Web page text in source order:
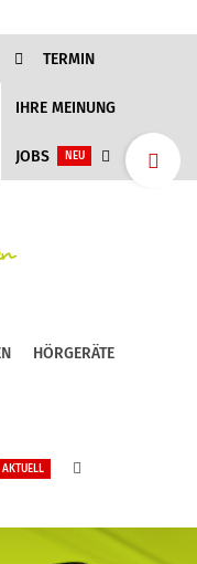
TERMIN
IHRE MEINUNG
JOBS NEU
HÖRGERÄTE
AKTUELL
Toggle
Sliding